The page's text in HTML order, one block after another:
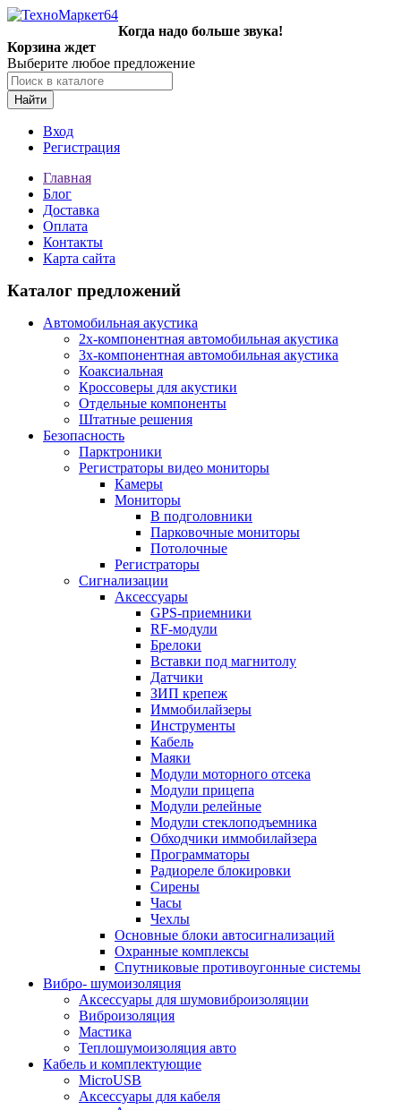
Когда надо больше звука!
Корзина ждет
Выберите любое предложение
Найти
Вход
Регистрация
Главная
Блог
Доставка
Оплата
Контакты
Карта сайта
Каталог предложений
Автомобильная акустика
2х-компонентная автомобильная акустика
3х-компонентная автомобильная акустика
Коаксиальная
Кроссоверы для акустики
Отдельные компоненты
Штатные решения
Безопасность
Парктроники
Регистраторы видео мониторы
Камеры
Мониторы
В подголовники
Парковочные мониторы
Потолочные
Регистраторы
Сигнализации
Аксессуары
GPS-приемники
RF-модули
Брелоки
Вставки под магнитолу
Датчики
ЗИП крепеж
Иммобилайзеры
Инструменты
Кабель
Маяки
Модули моторного отсека
Модули прицепа
Модули релейные
Модули стеклоподъемника
Обходчики иммобилайзера
Программаторы
Радиореле блокировки
Сирены
Часы
Чехлы
Основные блоки автосигнализаций
Охранные комплексы
Спутниковые противоугонные системы
Вибро- шумоизоляция
Аксессуары для шумовиброизоляции
Виброизоляция
Мастика
Теплошумоизоляция авто
Кабель и комплектующие
MicroUSB
Аксессуары для кабеля